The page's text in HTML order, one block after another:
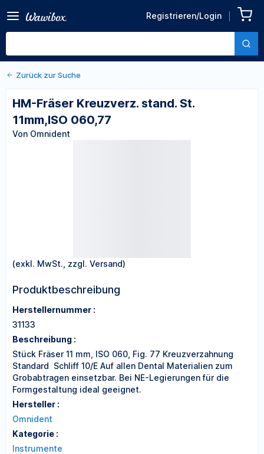
Registrieren/Login
stand. St. 11mm,ISO 060,77
Von Omnident
Zurück zu den Produktdetails
Zurück zur Suche
HM-Fräser Kreuzverz. stand. St.
11mm,ISO 060,77
Von Omnident
(exkl. MwSt., zzgl. Versand)
Produktbeschreibung
Herstellernummer :
31133
Beschreibung :
Stück Fräser 11 mm, ISO 060, Fig. 77 Kreuzverzahnung
Standard  Schliff 10/E Auf allen Dental Materialien zum
Grobabtragen einsetzbar. Bei NE-Legierungen für die
Formgestaltung ideal geeignet.
Hersteller :
Omnident
Kategorie :
Instrumente